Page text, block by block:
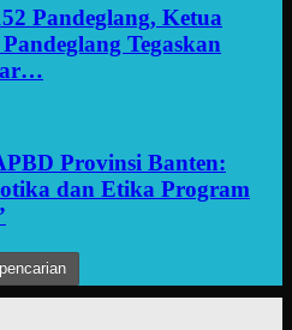
Pandeglang, Ketua
Tegaskan
Provinsi Banten:
dan Etika Program